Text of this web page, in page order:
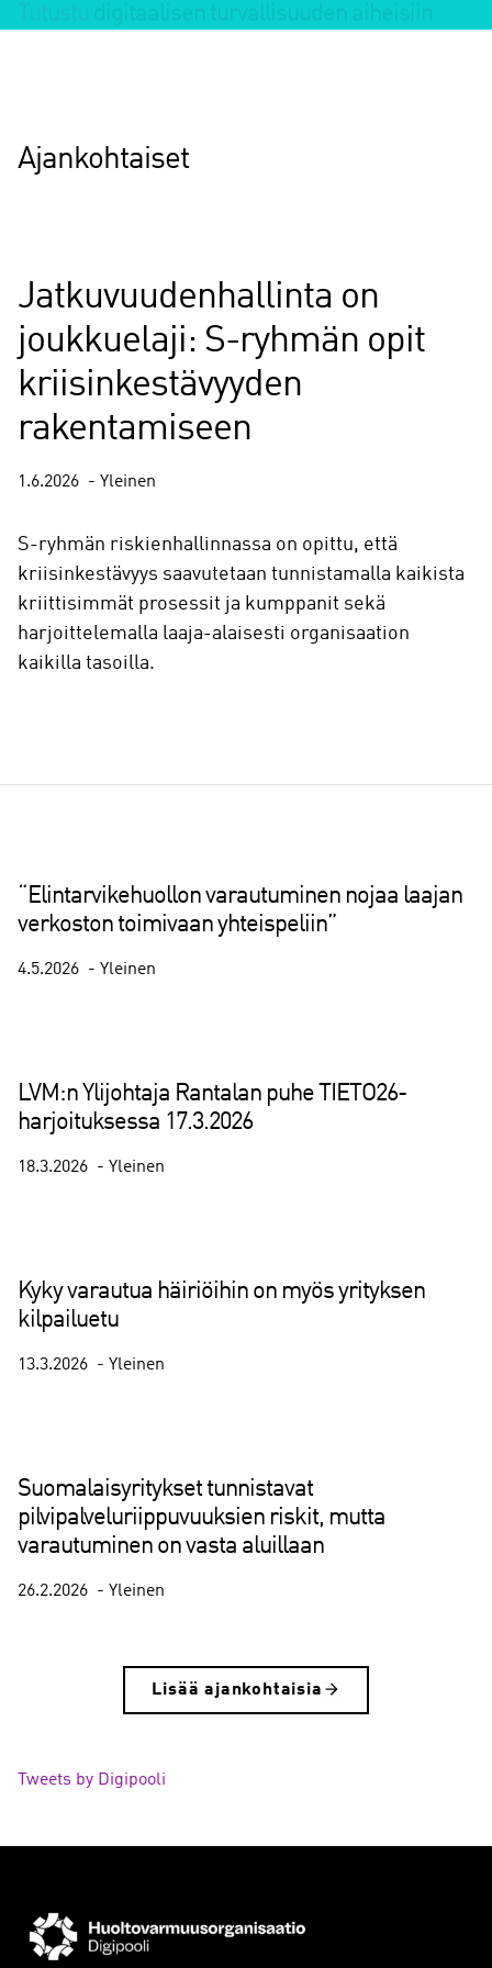
Ajankohtaiset
Jatkuvuudenhallinta on
joukkuelaji: S-ryhmän opit
kriisinkestävyyden
rakentamiseen
S-ryhmän riskienhallinnassa on opittu, että
kriisinkestävyys saavutetaan tunnistamalla kaikista
kriittisimmät prosessit ja kumppanit sekä
harjoittelemalla laaja-alaisesti organisaation
kaikilla tasoilla.
1.6.2026 Yleinen
“Elintarvikehuollon varautuminen nojaa laajan
verkoston toimivaan yhteispeliin”
4.5.2026 Yleinen
LVM:n Ylijohtaja Rantalan puhe TIETO26-
harjoituksessa 17.3.2026
18.3.2026 Yleinen
Kyky varautua häiriöihin on myös yrityksen
kilpailuetu
13.3.2026 Yleinen
Suomalaisyritykset tunnistavat
pilvipalveluriippuvuuksien riskit, mutta
varautuminen on vasta aluillaan
26.2.2026 Yleinen
Lisää ajankohtaisia
Tweets by Digipooli